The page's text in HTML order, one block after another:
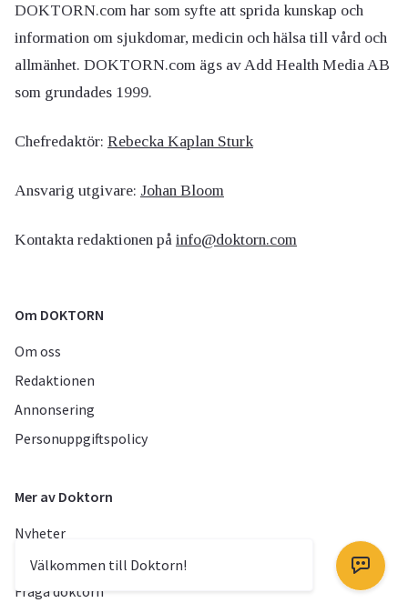
Välkommen till Doktorn!
DOKTORN.com har som syfte att sprida kunskap och
information om sjukdomar, medicin och hälsa till vård och
allmänhet. DOKTORN.com ägs av Add Health Media AB
som grundades 1999.
Chefredaktör: Rebecka Kaplan Sturk
Ansvarig utgivare: Johan Bloom
Kontakta redaktionen på info@doktorn.com
Om DOKTORN
Om oss
Redaktionen
Annonsering
Personuppgiftspolicy
Mer av Doktorn
Nyheter
TV
Fråga doktorn